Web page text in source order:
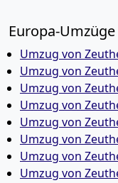
Europa-Umzüge
Umzug von
Umzug von
Umzug von
Umzug von
Umzug von
Umzug von
Umzug von
Umzug von